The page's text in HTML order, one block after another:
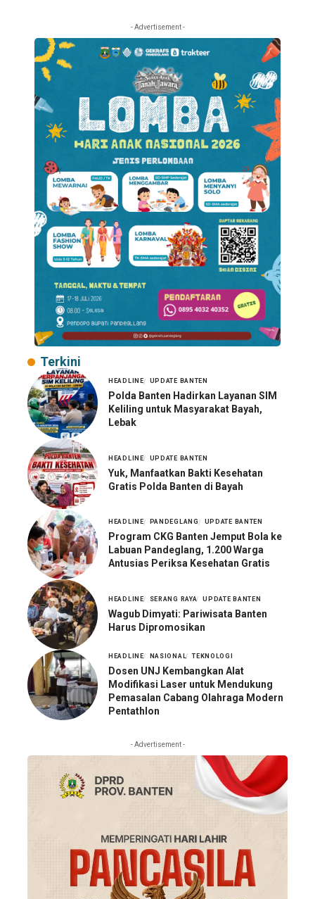
- Advertisement -
Terkini
HEADLINE UPDATE BANTEN
Polda Banten Hadirkan Layanan SIM
Keliling untuk Masyarakat Bayah,
Lebak
HEADLINE UPDATE BANTEN
Yuk, Manfaatkan Bakti Kesehatan
Gratis Polda Banten di Bayah
HEADLINE PANDEGLANG UPDATE BANTEN
Program CKG Banten Jemput Bola ke
Labuan Pandeglang, 1.200 Warga
Antusias Periksa Kesehatan Gratis
HEADLINE SERANG RAYA UPDATE BANTEN
Wagub Dimyati: Pariwisata Banten
Harus Dipromosikan
HEADLINE NASIONAL TEKNOLOGI
Dosen UNJ Kembangkan Alat
Modifikasi Laser untuk Mendukung
Pemasalan Cabang Olahraga Modern
Pentathlon
- Advertisement -